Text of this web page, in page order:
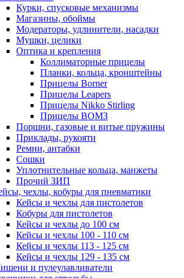
Курки, спусковые механизмы
Магазины, обоймы
Модераторы, удлинители, насадки
Мушки, целики
Оптика и крепления
Коллиматорные прицелы
Планки, кольца, кронштейны
Прицелы Borner
Прицелы Leapers
Прицелы Nikko Stirling
Прицелы ВОМЗ
Поршни, газовые и витые пружины
Приклады, рукояти
Ремни, антабки
Сошки
Уплотнительные кольца, манжеты
Прочий ЗИП
чехлы, кобуры для пневматики
Кейсы и чехлы для пистолетов
Кобуры для пистолетов
Кейсы и чехлы до 100 см
Кейсы и чехлы 100 - 110 см
Кейсы и чехлы 113 - 125 см
Кейсы и чехлы 129 - 135 см
и пулеулавливатели